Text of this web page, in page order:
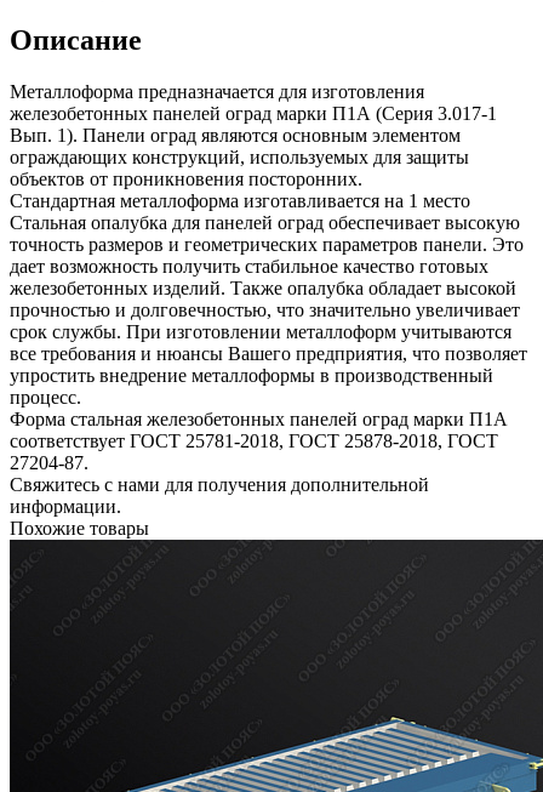
Описание
Металлоформа предназначается для изготовления
железобетонных панелей оград марки П1А (Серия 3.017-1
Вып. 1). Панели оград являются основным элементом
ограждающих конструкций, используемых для защиты
объектов от проникновения посторонних.
Стандартная металлоформа изготавливается на 1 место
Стальная опалубка для панелей оград обеспечивает высокую
точность размеров и геометрических параметров панели. Это
дает возможность получить стабильное качество готовых
железобетонных изделий. Также опалубка обладает высокой
прочностью и долговечностью, что значительно увеличивает
срок службы. При изготовлении металлоформ учитываются
все требования и нюансы Вашего предприятия, что позволяет
упростить внедрение металлоформы в производственный
процесс.
Форма стальная железобетонных панелей оград марки П1А
соответствует ГОСТ 25781-2018, ГОСТ 25878-2018, ГОСТ
27204-87.
Свяжитесь с нами для получения дополнительной
информации.
Похожие товары